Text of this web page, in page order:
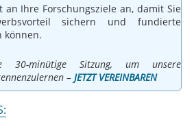
Ihre Forschungsziele an, damit Sie
sichern und fundierte
können.
30-minütige Sitzung, um unsere
– JETZT VEREINBAREN